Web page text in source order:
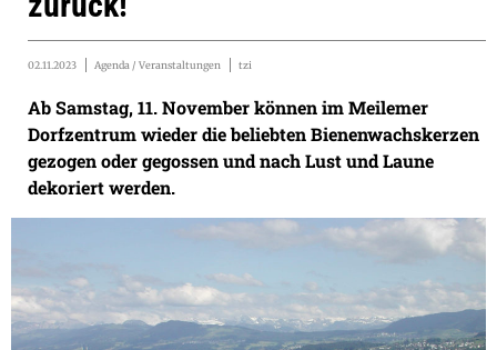
02.11.2023 Agenda / Veranstaltungen tzi
Ab Samstag, 11. November können im Meilemer
Dorfzentrum wieder die beliebten Bienenwachskerzen
gezogen oder gegossen und nach Lust und Laune
dekoriert werden.